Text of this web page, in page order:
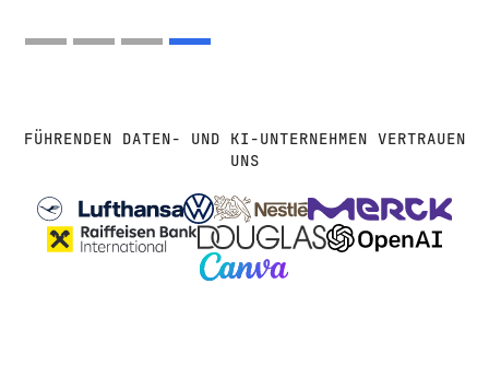
FÜHRENDEN DATEN- UND KI-UNTERNEHMEN VERTRAUEN
UNS